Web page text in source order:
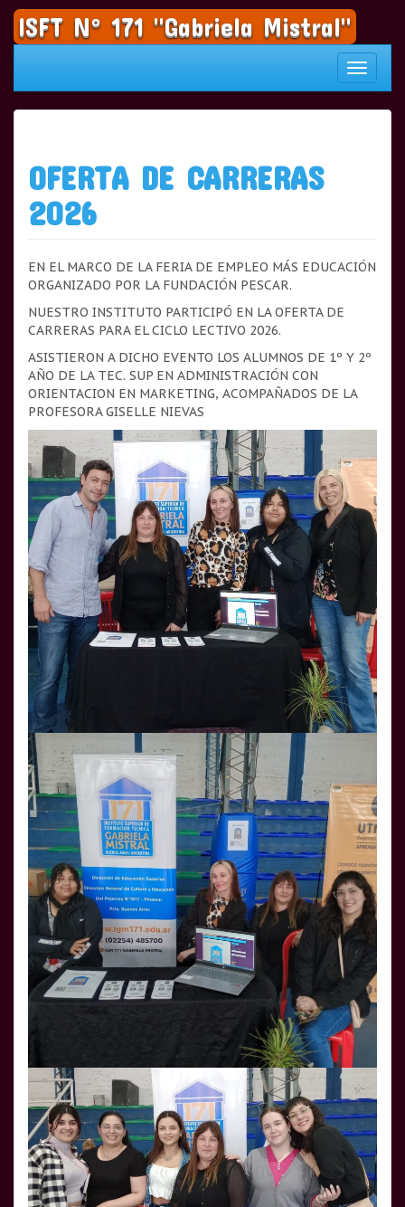
Saltar
contenido
ISFT N° 171 "Gabriela Mistral"
OFERTA DE CARRERAS
2026
EN EL MARCO DE LA FERIA DE EMPLEO MÁS EDUCACIÓN
ORGANIZADO POR LA FUNDACIÓN PESCAR.
NUESTRO INSTITUTO PARTICIPÓ EN LA OFERTA DE
CARRERAS PARA EL CICLO LECTIVO 2026.
ASISTIERON A DICHO EVENTO LOS ALUMNOS DE 1º Y 2º
AÑO DE LA TEC. SUP EN ADMINISTRACIÓN CON
ORIENTACION EN MARKETING, ACOMPAÑADOS DE LA
PROFESORA GISELLE NIEVAS